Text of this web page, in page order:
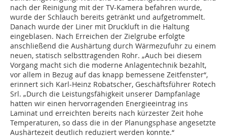
nach der Reinigung mit der TV-Kamera befahren wurde,
wurde der Schlauch bereits getränkt und aufgetrommelt.
Danach wurde der Liner mit Druckluft in die Haltung
eingeblasen. Nach Erreichen der Zielgrube erfolgte
anschließend die Aushärtung durch Wärmezufuhr zu einem
neuen, statisch selbsttragenden Rohr. „Auch bei diesem
Vorgang macht sich die moderne Anlagentechnik bezahlt,
vor allem in Bezug auf das knapp bemessene Zeitfenster“,
erinnert sich Karl-Heinz Robatscher, Geschäftsführer Rotech
Srl. „Durch die Leistungsfähigkeit unserer Dampfanlage
hatten wir einen hervorragenden Energieeintrag ins
Laminat und erreichten bereits nach kürzester Zeit hohe
Temperaturen, so dass die in der Planungsphase angesetzte
Aushärtezeit deutlich reduziert werden konnte.“